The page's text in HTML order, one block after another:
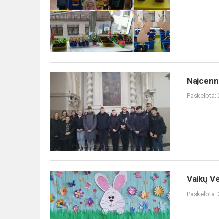
darželyje
Najcenniejszy
zabytek
Wilna,zwany
,,perłą
baroku
wileńskieg...
Paskelbta:
Vaikų
Velykėlė
2023
Vaikų
Paskelbta: